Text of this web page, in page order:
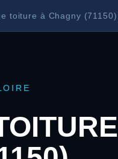
toiture à Chagny (71150)